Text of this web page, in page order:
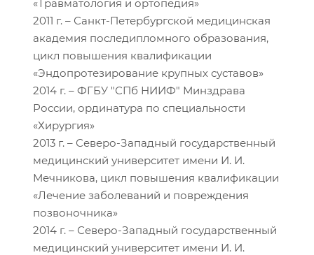
«Травматология и ортопедия»
2011 г. – Санкт-Петербургской медицинская
академия последипломного образования,
цикл повышения квалификации
«Эндопротезирование крупных суставов»
2014 г. – ФГБУ "СПб НИИФ" Минздрава
России, ординатура по специальности
«Хирургия»
2013 г. – Северо-Западный государственный
медицинский университет имени И. И.
Мечникова, цикл повышения квалификации
«Лечение заболеваний и повреждения
позвоночника»
2014 г. – Северо-Западный государственный
медицинский университет имени И. И.